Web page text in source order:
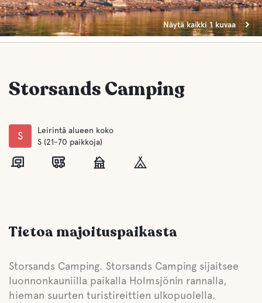
Näytä kaikki 1 kuvaa
Storsands Camping
S
Leirintä alueen koko
S (21-70 paikkoja)
Tietoa majoituspaikasta
Storsands Camping. Storsands Camping sijaitsee
luonnonkauniilla paikalla Holmsjönin rannalla,
hieman suurten turistireittien ulkopuolella.